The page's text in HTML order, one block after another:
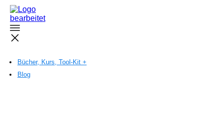
Bücher, Kurs, Tool-Kit +
Blog